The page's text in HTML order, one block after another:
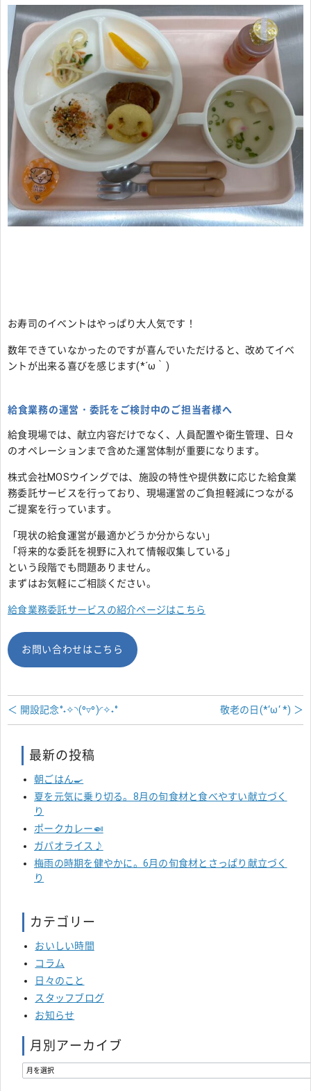
お寿司のイベントはやっぱり大人気です！
数年できていなかったのですが喜んでいただけると、改めてイベ
ントが出来る喜びを感じます(*´ω｀)
給食業務の運営・委託をご検討中のご担当者様へ
給食現場では、献立内容だけでなく、人員配置や衛生管理、日々
のオペレーションまで含めた運営体制が重要になります。
株式会社MOSウイングでは、施設の特性や提供数に応じた給食業
務委託サービスを行っており、現場運営のご負担軽減につながる
ご提案を行っています。
「現状の給食運営が最適かどうか分からない」
「将来的な委託を視野に入れて情報収集している」
という段階でも問題ありません。
まずはお気軽にご相談ください。
給食業務委託サービスの紹介ページはこちら
お問い合わせはこちら
敬老の日(*‘ω‘ *) ＞
＜ 開設記念°˖✧◝(⁰▿⁰)◜✧˖°
最新の投稿
朝ごはん🍳
夏を元気に乗り切る。8月の旬食材と食べやすい献立づく
り
ポークカレー🍛
ガパオライス♪
梅雨の時期を健やかに。6月の旬食材とさっぱり献立づく
り
カテゴリー
おいしい時間
コラム
日々のこと
スタッフブログ
お知らせ
月別アーカイブ